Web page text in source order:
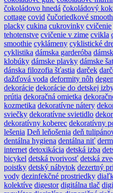
čokoládovo hnedá čokoládový
cottage covid čučoriedkové
placky cukina cukrovinky cvičenie
tehotenstve cvičenie v zime cvikla
smoothie cyklámeny cyklistické
cyklistika dámska garderóba
klobúky dámske plavky dámske
dánska filozofia šťastia darček
dažďová voda deformity nôh
dekorácie dekorácie do detskej
prútia dekoračná omietka
kozmetika dekoratívne nátery
sviečky dekoratívne svietidlo
dekoratívny koberec dekoratívny
lešenia Deň leňošenia deň
dentálna hygiena dentálna niť
internet detoxikácia detská izba
bicykel detská tvorivosť detská
poistky detský nábytok dezertný
vody dezinfekčné prostriedky
kolektíve digestor digitálna tlač